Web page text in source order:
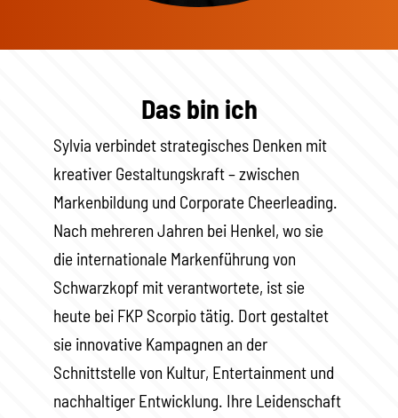
Das bin ich
Sylvia verbindet strategisches Denken mit
kreativer Gestaltungskraft – zwischen
Markenbildung und Corporate Cheerleading.
Nach mehreren Jahren bei Henkel, wo sie
die internationale Markenführung von
Schwarzkopf mit verantwortete, ist sie
heute bei FKP Scorpio tätig. Dort gestaltet
sie innovative Kampagnen an der
Schnittstelle von Kultur, Entertainment und
nachhaltiger Entwicklung. Ihre Leidenschaft